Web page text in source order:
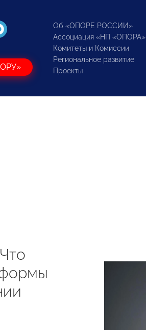
Об «ОПОРЕ РОССИИ»
Ассоциация «НП «ОПОРА»
Комитеты и Комиссии
Региональное развитие
Проекты